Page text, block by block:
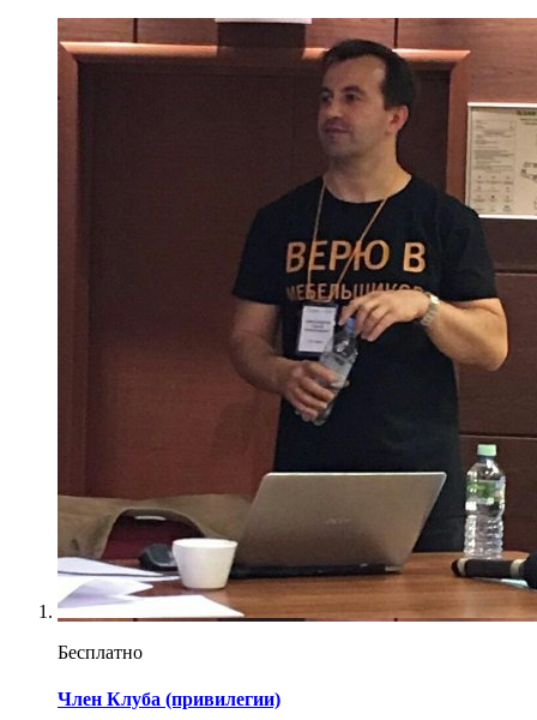
Бесплатно
Член Клуба (привилегии)